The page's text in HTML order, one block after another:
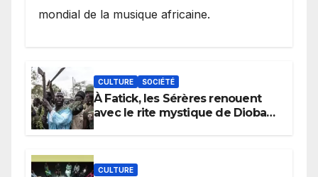
mondial de la musique africaine.
CULTURE SOCIÉTÉ
À Fatick, les Sérères renouent
avec le rite mystique de Diobaye
CULTURE